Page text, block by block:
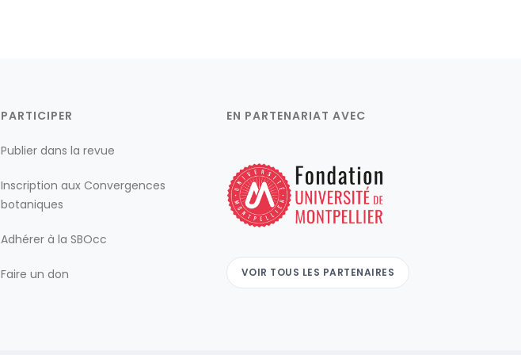
PARTICIPER
Publier dans la revue
Inscription aux Convergences
botaniques
Adhérer à la SBOcc
Faire un don
EN PARTENARIAT AVEC
VOIR TOUS LES PARTENAIRES